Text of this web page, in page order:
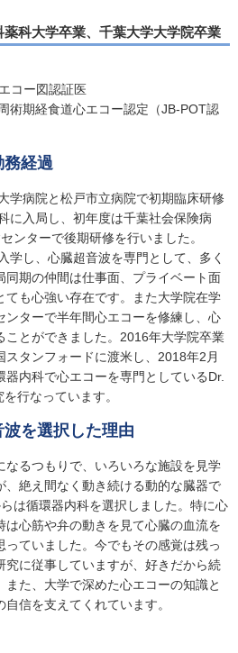
薬科大学卒業、千葉大学大学院卒業
コー図認証医
術期経食道心エコー認定（JB-POT認
務経過
学病院と松戸市立病院で初期臨床研修
に入局し、初年度は千葉社会保険病
ンターで後期研修を行いました。
学し、心臓超音波を専門として、多く
同期の仲間は仕事面、プライベート面
ても心強い存在です。また大学院在学
ンターで半年間心エコーを修練し、心
ことができました。2016年大学院卒業
タンフォードに渡米し、2018年2月
内科で心エコーを専門としているDr.
行なっています。
を選択した理由
なるつもりで、いろいろな施設を見学
、絶え間なく動き続ける動的な臓器で
は循環器内科を選択しました。特に心
は心筋や弁の動きを見て心臓の血流を
ていました。今でもその感覚は残っ
究に従事していますが、好きだから続
た、大学で深めた心エコーの知識と
信を支えてくれています。